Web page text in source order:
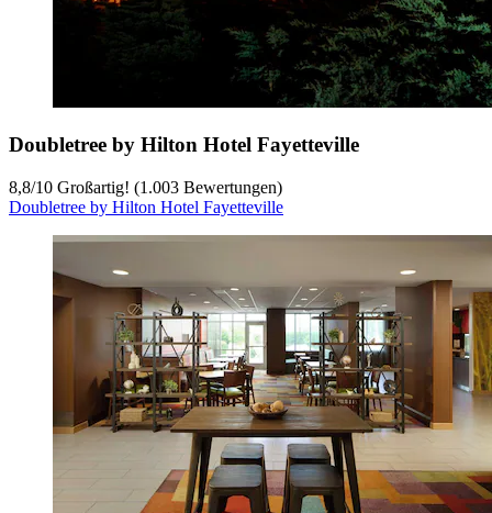
Doubletree by Hilton Hotel Fayetteville
8,8/10 Großartig! (1.003 Bewertungen)
Doubletree by Hilton Hotel Fayetteville